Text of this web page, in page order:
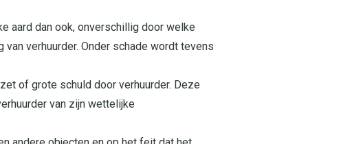
aard dan ook, onverschillig door welke
verhuurder. Onder schade wordt tevens
of grote schuld door verhuurder. Deze
van zijn wettelijke